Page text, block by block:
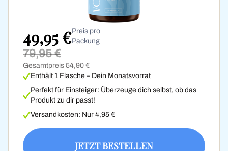
49,95 €Preis pro
Packung
79,95 €
Gesamtpreis 54,90 €
Enthält 1 Flasche – Dein Monatsvorrat
Perfekt für Einsteiger: Überzeuge dich selbst, ob das
Produkt zu dir passt!
Versandkosten: Nur 4,95 €
JETZT BESTELLEN